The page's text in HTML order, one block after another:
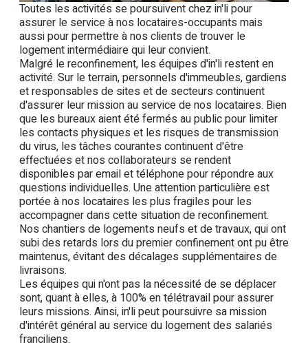
Toutes les activités se poursuivent chez in'li pour
assurer le service à nos locataires-occupants mais
aussi pour permettre à nos clients de trouver le
logement intermédiaire qui leur convient.
Malgré le reconfinement, les équipes d'in'li restent en
activité. Sur le terrain, personnels d'immeubles, gardiens
et responsables de sites et de secteurs continuent
d'assurer leur mission au service de nos locataires. Bien
que les bureaux aient été fermés au public pour limiter
les contacts physiques et les risques de transmission
du virus, les tâches courantes continuent d'être
effectuées et nos collaborateurs se rendent
disponibles par email et téléphone pour répondre aux
questions individuelles. Une attention particulière est
portée à nos locataires les plus fragiles pour les
accompagner dans cette situation de reconfinement.
Nos chantiers de logements neufs et de travaux, qui ont
subi des retards lors du premier confinement ont pu être
maintenus, évitant des décalages supplémentaires de
livraisons.
Les équipes qui n'ont pas la nécessité de se déplacer
sont, quant à elles, à 100% en télétravail pour assurer
leurs missions. Ainsi, in'li peut poursuivre sa mission
d'intérêt général au service du logement des salariés
franciliens.